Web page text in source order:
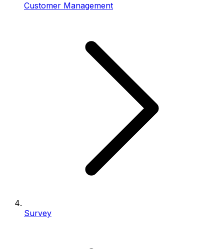
Customer Management
Survey